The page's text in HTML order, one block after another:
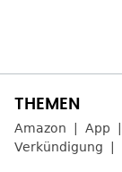
Amazon App
Verkündigung